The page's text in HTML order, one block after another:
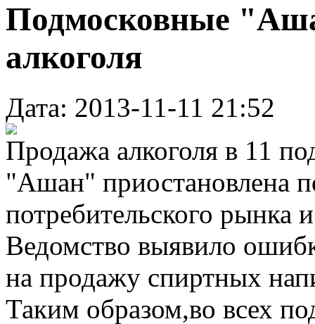
Подмосковные
алкоголя
Дата: 2013-11-11 21:52
Продажа алкоголя в 11
"Ашан" приостановлена
потребительского рынка
Ведомство выявило
на продажу спиртных
Таким образом,во всех